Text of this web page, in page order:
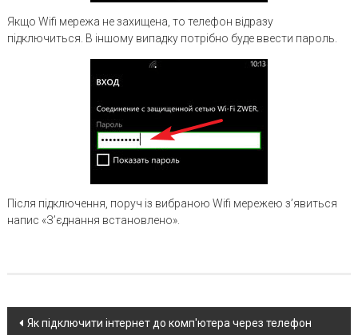
Якщо Wifi мережа не захищена, то телефон відразу
підключиться. В іншому випадку потрібно буде ввести пароль.
Після підключення, поруч із вибраною Wifi мережею з’явиться
напис «З’єднання встановлено».
Post
Як підключити інтернет до комп'ютера через телефон